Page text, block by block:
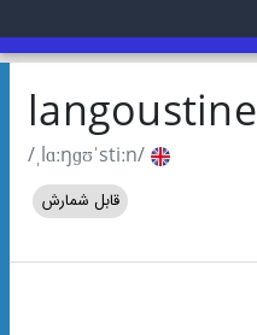
langoustine
/ˌlɑːŋɡʊˈstiːn/
قابل شمارش